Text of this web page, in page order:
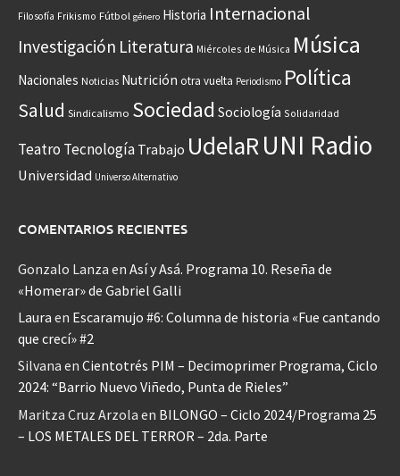
Filosofía Frikismo Fútbol género Historia Internacional
Investigación Literatura Miércoles de Música Música
Nacionales Noticias Nutrición otra vuelta Periodismo Política
Salud Sindicalismo Sociedad Sociología Solidaridad
Teatro Tecnología Trabajo UdelaR UNI Radio
Universidad Universo Alternativo
COMENTARIOS RECIENTES
Gonzalo Lanza en Así y Asá. Programa 10. Reseña de
«Homerar» de Gabriel Galli
Laura en Escaramujo #6: Columna de historia «Fue cantando
que crecí» #2
Silvana en Cientotrés PIM – Decimoprimer Programa, Ciclo
2024: “Barrio Nuevo Viñedo, Punta de Rieles”
Maritza Cruz Arzola en BILONGO – Ciclo 2024/Programa 25
– LOS METALES DEL TERROR – 2da. Parte